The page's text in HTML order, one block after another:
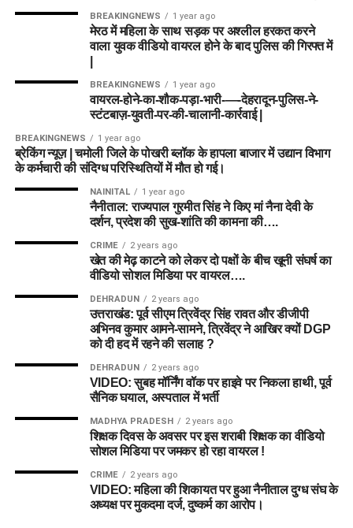
BREAKINGNEWS 1 year ago
मेरठ में महिला के साथ सड़क पर अश्लील हरकत करने
वाला युवक वीडियो वायरल होने के बाद पुलिस की गिरफ्त में
BREAKINGNEWS 1 year ago
वायरल-होने-का-शौक-पड़ा-भारी-—-देहरादून-पुलिस-ने-
स्टंटबाज़-युवती-पर-की-चालानी-कार्रवाई |
BREAKINGNEWS 1 year ago
ब्रेकिंग न्यूज़ | चमोली जिले के पोखरी ब्लॉक के हापला बाजार में उद्यान विभाग
के कर्मचारी की संदिग्ध परिस्थितियों में मौत हो गई।
NAINITAL 1 year ago
नैनीताल: राज्यपाल गुरमीत सिंह ने किए मां नैना देवी के
दर्शन, प्रदेश की सुख-शांति की कामना की….
CRIME 2 years ago
खेत की मेढ़ काटने को लेकर दो पक्षों के बीच खूनी संघर्ष का
वीडियो सोशल मिडिया पर वायरल….
DEHRADUN 2 years ago
उत्तराखंड: पूर्व सीएम त्रिवेंद्र सिंह रावत और डीजीपी
अभिनव कुमार आमने-सामने, त्रिवेंद्र ने आखिर क्यों DGP
को दी हद में रहने की सलाह ?
DEHRADUN 2 years ago
VIDEO: सुबह मॉर्निंग वॉक पर हाइवे पर निकला हाथी, पूर्व
सैनिक घयाल, अस्पताल में भर्ती
MADHYA PRADESH 2 years ago
शिक्षक दिवस के अवसर पर इस शराबी शिक्षक का वीडियो
सोशल मिडिया पर जमकर हो रहा वायरल !
CRIME 2 years ago
VIDEO: महिला की शिकायत पर हुआ नैनीताल दुग्ध संघ के
अध्यक्ष पर मुकदमा दर्ज, दुष्कर्म का आरोप।